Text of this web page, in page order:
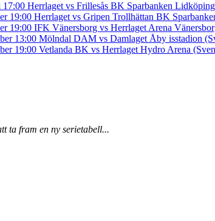
17:00 Herrlaget vs Frillesås BK Sparbanken
19:00 Herrlaget vs Gripen Trollhättan BK
19:00 IFK Vänersborg vs HerrlagetArena
13:00 Mölndal DAM vs DamlagetÅby isstadion
19:00 Vetlanda BK vs HerrlagetHydro Arena
ta fram en ny serietabell...